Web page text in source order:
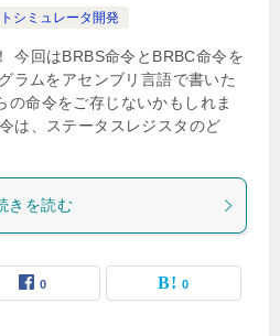
シミュレータ開発
今回はBRBS命令とBRBC命令を
ラムをアセンブリ言語で書いた
の命令をご存じないかもしれま
は、ステータスレジスタのど
きを読む
0 0